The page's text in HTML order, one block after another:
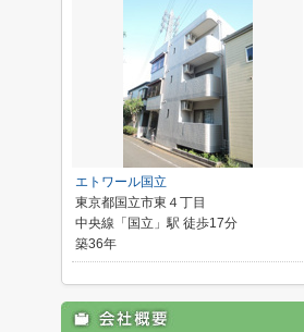
エトワール国立
東京都国立市東４丁目
中央線「国立」駅 徒歩17分
築36年